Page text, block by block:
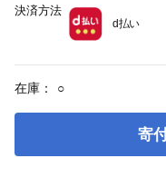
在庫： ○
寄
決済方法
d払い